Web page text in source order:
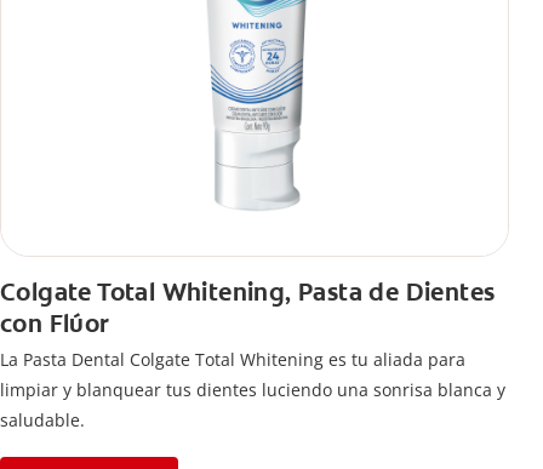
Colgate Total Whitening, Pasta de Dientes
con Flúor
La Pasta Dental Colgate Total Whitening es tu aliada para
limpiar y blanquear tus dientes luciendo una sonrisa blanca y
saludable.